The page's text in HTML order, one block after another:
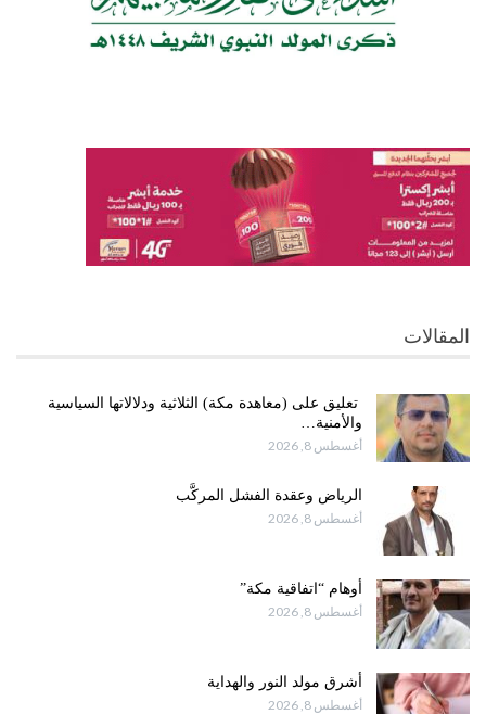
المقالات
تعليق على (معاهدة مكة) الثلاثية ودلالاتها السياسية
والأمنية…
أغسطس 8, 2026
الرياض وعقدة الفشل المركَّب
أغسطس 8, 2026
أوهام “اتفاقية مكة”
أغسطس 8, 2026
أشرق مولد النور والهداية
أغسطس 8, 2026